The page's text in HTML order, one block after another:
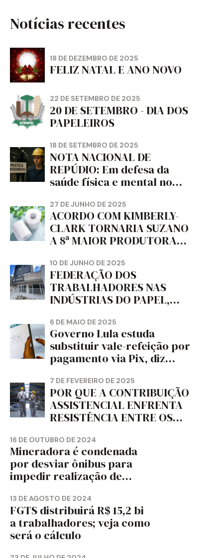
Notícias recentes
18 DE DEZEMBRO DE 2025
FELIZ NATAL E ANO NOVO
22 DE SETEMBRO DE 2025
20 DE SETEMBRO - DIA DOS
PAPELEIROS
18 DE SETEMBRO DE 2025
NOTA NACIONAL DE
REPÚDIO: Em defesa da
saúde física e mental no
da dignidade sindical.
27 DE JUNHO DE 2025
ACORDO COM KIMBERLY-
CLARK TORNARIA SUZANO
A 8ª MAIOR PRODUTORA
MUNDO, DIZ FITCH
10 DE JUNHO DE 2025
FEDERAÇÃO DOS
TRABALHADORES NAS
INDÚSTRIAS DO PAPEL,
CORTIÇA E ARTEFATOS DE
PAPEL DO ESTADO DO
PARANÁ – FETRAPEL-PR
6 DE MAIO DE 2025
Governo Lula estuda
substituir vale-refeição por
pagamento via Pix, diz
7 DE FEVEREIRO DE 2025
POR QUE A CONTRIBUIÇÃO
ASSISTENCIAL ENFRENTA
RESISTÊNCIA ENTRE OS
16 DE OUTUBRO DE 2024
Mineradora é condenada
por desviar ônibus para
impedir realização de
13 DE AGOSTO DE 2024
FGTS distribuirá R$ 15,2 bi
a trabalhadores; veja como
será o cálculo